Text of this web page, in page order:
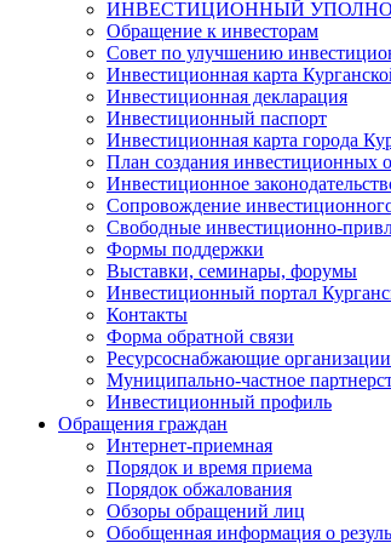
ИНВЕСТИЦИОННЫЙ
Обращение к инвесторам
Совет по улучшению
Инвестиционная карта
Инвестиционная декларация
Инвестиционный паспорт
Инвестиционная карта города
План создания инвестиционных
Инвестиционное
Сопровождение
Свободные инвестиционно-
Формы поддержки
Выставки, семинары, форумы
Инвестиционный портал
Контакты
Форма обратной связи
Ресурсоснабжающие организации
Муниципально-частное
Инвестиционный профиль
Обращения граждан
Интернет-приемная
Порядок и время приема
Порядок обжалования
Обзоры обращений лиц
Обобщенная информация о